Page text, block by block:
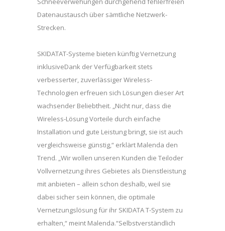
Datenaustausch über sämtliche Netzwerk-
Strecken.
SKIDATAT-Systeme bieten künftig Vernetzung
inklusiveDank der Verfügbarkeit stets
verbesserter, zuverlässiger Wireless-
Technologien erfreuen sich Lösungen dieser Art
wachsender Beliebtheit. „Nicht nur, dass die
Wireless-Lösung Vorteile durch einfache
Installation und gute Leistung bringt, sie ist auch
vergleichsweise günstig,“ erklärt Malenda den
Trend. „Wir wollen unseren Kunden die Teiloder
Vollvernetzung ihres Gebietes als Dienstleistung
mit anbieten – allein schon deshalb, weil sie
dabei sicher sein können, die optimale
Vernetzungslösung für ihr SKIDATA T-System zu
erhalten,“ meint Malenda.“Selbstverständlich